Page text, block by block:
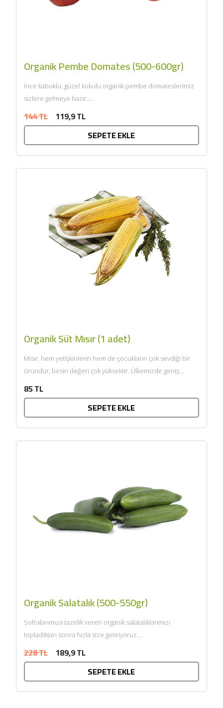
Organik Pembe Domates (500-600gr)
İnce kabuklu, güzel kokulu organik pembe domateslerimiz
sizlere gelmeye hazır....
144 TL 119,9 TL
SEPETE EKLE
Organik Süt Mısır (1 adet)
Mısır, hem yetişkinlerin hem de çocukların çok sevdiği bir
üründür, besin değeri çok yüksektir. Ülkemizde geniş
85 TL
SEPETE EKLE
Organik Salatalık (500-550gr)
Sofralarımıza tazelik veren organik salatalıklarımızı
topladıktan sonra hızla size getiriyoruz....
228 TL 189,9 TL
SEPETE EKLE